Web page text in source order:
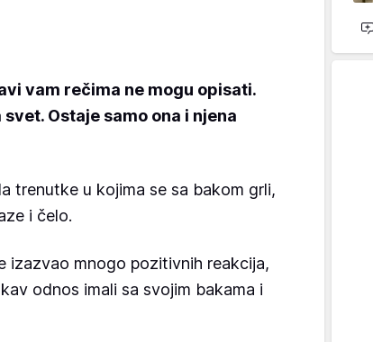
vam rečima ne mogu opisati.
Ostaje samo ona i njena
trenutke u kojima se sa bakom grli,
i čelo.
izazvao mnogo pozitivnih reakcija,
odnos imali sa svojim bakama i